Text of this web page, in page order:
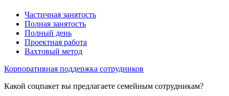
Частичная занятость
Полная занятость
Полный день
Проектная работа
Вахтовый метод
Корпоративная поддержка сотрудников
Какой соцпакет вы предлагаете семейным сотрудникам?